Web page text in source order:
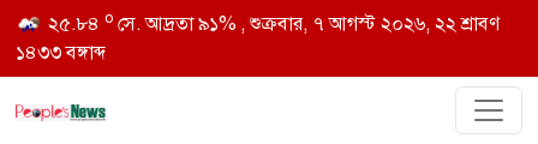
২৫.৮৪ o সে. আদ্রতা ৯১% , শুক্রবার, ৭ আগস্ট ২০২৬, ২২ শ্রাবণ
১৪৩৩ বঙ্গাব্দ